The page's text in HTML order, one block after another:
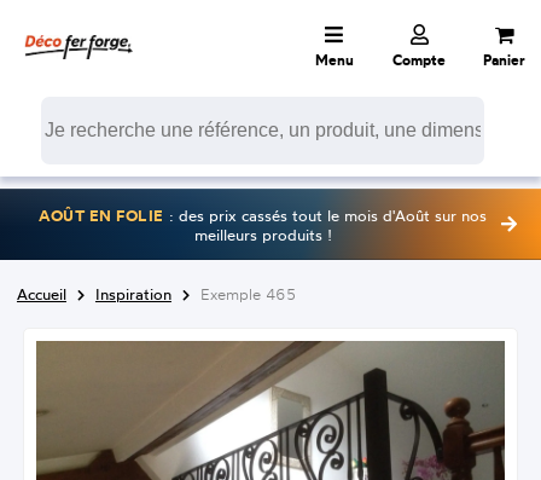
Menu Compte Panier
AOÛT EN FOLIE : des prix cassés tout le mois d'Août sur nos
meilleurs produits !
Accueil Inspiration Exemple 465